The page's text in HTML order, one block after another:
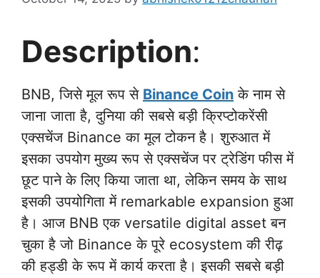
Description:
BNB, जिसे मूल रूप से Binance Coin के नाम से
जाना जाता है, दुनिया की सबसे बड़ी क्रिप्टोकरेंसी
एक्सचेंज Binance का मूल टोकन है। शुरुआत में
इसका उपयोग मुख्य रूप से एक्सचेंज पर ट्रेडिंग फीस में
छूट पाने के लिए किया जाता था, लेकिन समय के साथ
इसकी उपयोगिता में remarkable expansion हुआ
है। आज BNB एक versatile digital asset बन
चुका है जो Binance के पूरे ecosystem की रीढ़
की हड्डी के रूप में कार्य करता है। इसकी सबसे बड़ी